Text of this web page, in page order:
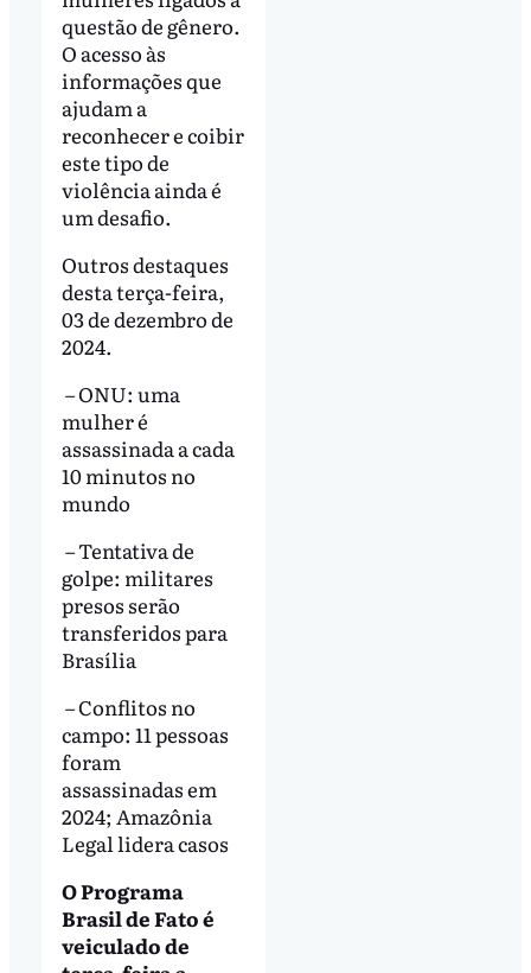
questão de gênero.
O acesso às
informações que
ajudam a
reconhecer e coibir
este tipo de
violência ainda é
um desafio.
Outros destaques
desta terça-feira,
03 de dezembro de
2024.
– ONU: uma
mulher é
assassinada a cada
10 minutos no
mundo
– Tentativa de
golpe: militares
presos serão
transferidos para
Brasília
– Conflitos no
campo: 11 pessoas
foram
assassinadas em
2024; Amazônia
Legal lidera casos
O Programa
Brasil de Fato é
veiculado de